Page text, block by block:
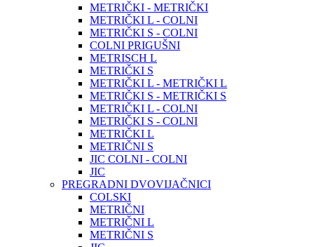
METRIČKI - METRIČKI
METRIČKI L - COLNI
METRIČKI S - COLNI
COLNI PRIGUŠNI
METRISCH L
METRIČKI S
METRIČKI L - METRIČKI L
METRIČKI S - METRIČKI S
METRIČKI L - COLNI
METRIČKI S - COLNI
METRIČKI L
METRIČNI S
JIC COLNI - COLNI
JIC
PREGRADNI DVOVIJAČNICI
COLSKI
METRIČNI
METRIČNI L
METRIČNI S